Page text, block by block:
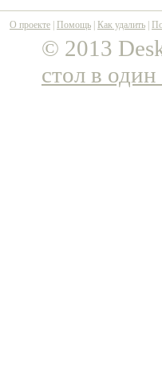
О проекте Помощь Как удалить
© 2013
стол в